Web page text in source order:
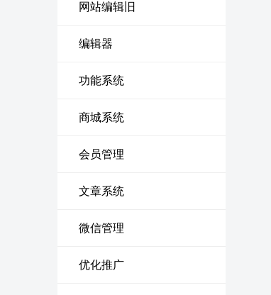
网站编辑旧
编辑器
功能系统
商城系统
会员管理
文章系统
微信管理
优化推广